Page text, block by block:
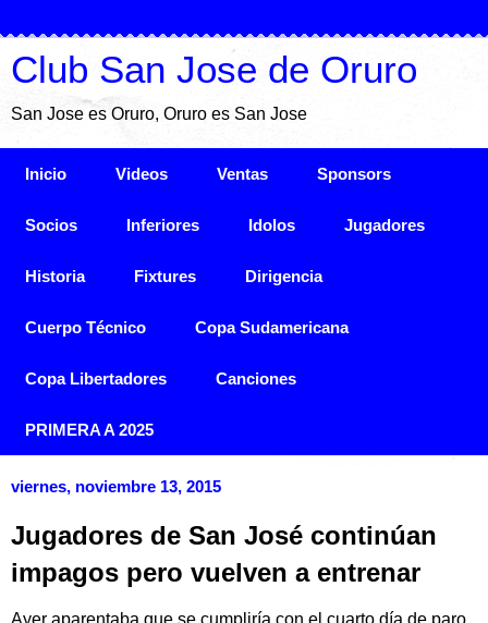
Club San Jose de Oruro
San Jose es Oruro, Oruro es San Jose
Inicio Videos Ventas Sponsors
Socios Inferiores Idolos Jugadores
Historia Fixtures Dirigencia
Cuerpo Técnico Copa Sudamericana
Copa Libertadores Canciones
PRIMERA A 2025
viernes, noviembre 13, 2015
Jugadores de San José continúan
impagos pero vuelven a entrenar
Ayer aparentaba que se cumpliría con el cuarto día de paro